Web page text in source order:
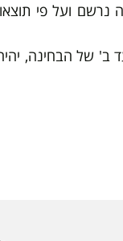
ועל פי